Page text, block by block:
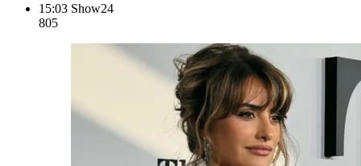
15:03 Show24
805